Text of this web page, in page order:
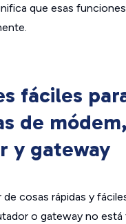
que esas
fáciles
de módem,
y gateway
cosas rápidas y
o gateway no